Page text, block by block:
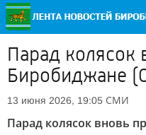
Парад колясок
Биробиджане
13 июня 2026, 19:05 СМИ
Парад колясок вновь